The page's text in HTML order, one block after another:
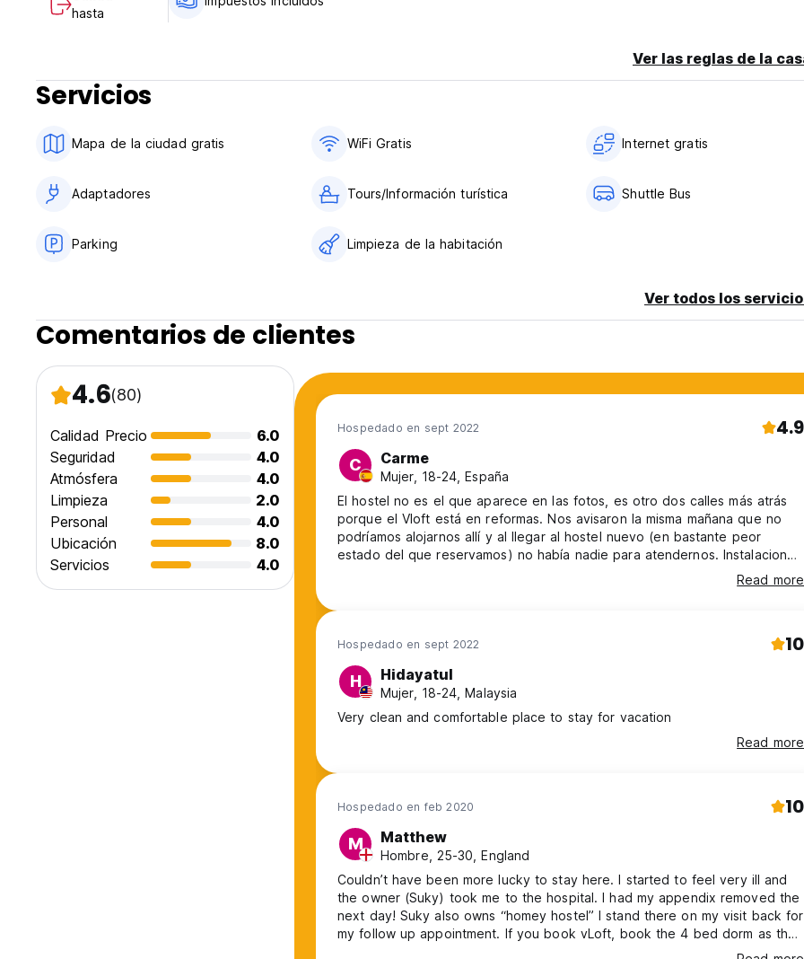
hasta
Ver las reglas de la
Servicios
Mapa de la ciudad gratis WiFi Gratis Internet gratis
Adaptadores Tours/Información turística Shuttle Bus
Parking Limpieza de la habitación
Ver todos los
Comentarios de clientes
4.6(80)
Calidad Precio
6.0
Seguridad
4.0
Atmósfera
4.0
Limpieza
2.0
Personal
4.0
Ubicación
8.0
Servicios
4.0
Hospedado en sept 2022 4.9
C Carme
Mujer, 18-24, España
El hostel no es el que aparece en las fotos, es otro dos calles más atrás
porque el Vloft está en reformas. Nos avisaron la misma mañana que no
podríamos alojarnos allí y al llegar al hostel nuevo (en bastante peor
estado del que reservamos) no había nadie para atendernos. Instalaciones
Read more
Hospedado en sept 2022 10
H Hidayatul
Mujer, 18-24, Malaysia
Very clean and comfortable place to stay for vacation
Read more
Hospedado en feb 2020 10
M Matthew
Hombre, 25-30, England
Couldn’t have been more lucky to stay here. I started to feel very ill and
the owner (Suky) took me to the hospital. I had my appendix removed the
next day! Suky also owns “homey hostel” I stand there on my visit back for
my follow up appointment. If you book vLoft, book the 4 bed dorm as they
ac is better. Homey hostel is only 2 streets away but is louder. (Ear plugs